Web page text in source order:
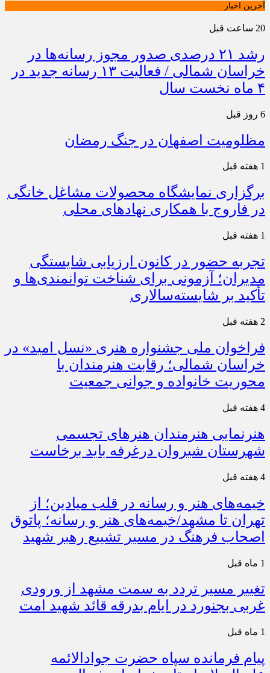
آخرین اخبار
20 ساعت قبل
رشد ۲۱ درصدی صدور مجوز رسانه‌ها در
خراسان شمالی / فعالیت ۱۳ رسانه جدید در
۴ ماه نخست سال
6 روز قبل
مظلومیت اصفهان در جنگ رمضان
1 هفته قبل
برگزاری نمایشگاه محصولات مشاغل خانگی
در فاروج با همکاری نهادهای محلی
1 هفته قبل
تجربه حضور در کانون ارزیابی شایستگی
مدیران؛ آزمونی برای شناخت توانمندی‌ها و
تأکید بر شایسته‌سالاری
2 هفته قبل
فراخوان ملی جشنواره هنری «نسل امید» در
خراسان شمالی؛ رقابت هنرمندان با
محوریت خانواده و جوانی جمعیت
4 هفته قبل
هنرنمایی هنرمندان هنرهای تجسمی
شهرستان شیروان درغرفه باید برخاست
4 هفته قبل
خیمه‌های هنر و رسانه در قلب میادین؛ از
تهران تا مشهد/خیمه‌های هنر و رسانه؛ پاتوق
اصحاب فرهنگ در مسیر تشییع رهبر شهید
1 ماه قبل
تغییر مسیر تردد به سمت مشهد از ورودی
غربی بجنورد در ایام بدرقه قائد شهید امت
1 ماه قبل
پیام فرمانده سپاه حضرت جوادالائمه